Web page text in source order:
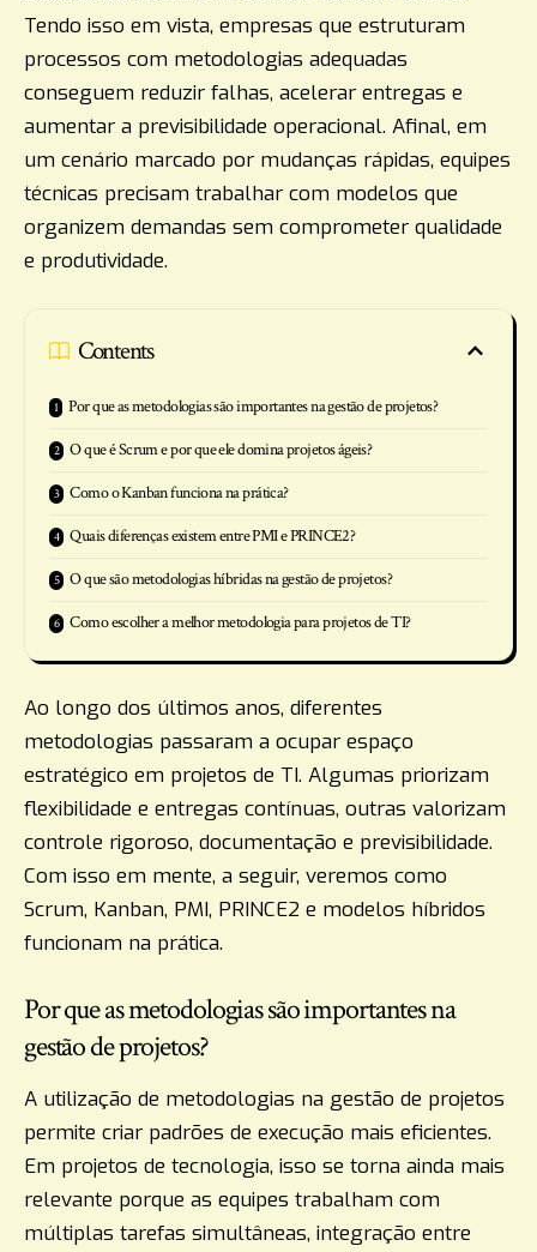
Tendo isso em vista, empresas que estruturam
processos com metodologias adequadas
conseguem reduzir falhas, acelerar entregas e
aumentar a previsibilidade operacional. Afinal, em
um cenário marcado por mudanças rápidas, equipes
técnicas precisam trabalhar com modelos que
organizem demandas sem comprometer qualidade
e produtividade.
Contents
Por que as metodologias são importantes na gestão de projetos?
O que é Scrum e por que ele domina projetos ágeis?
Como o Kanban funciona na prática?
Quais diferenças existem entre PMI e PRINCE2?
O que são metodologias híbridas na gestão de projetos?
Como escolher a melhor metodologia para projetos de TI?
Ao longo dos últimos anos, diferentes
metodologias passaram a ocupar espaço
estratégico em projetos de TI. Algumas priorizam
flexibilidade e entregas contínuas, outras valorizam
controle rigoroso, documentação e previsibilidade.
Com isso em mente, a seguir, veremos como
Scrum, Kanban, PMI, PRINCE2 e modelos híbridos
funcionam na prática.
Por que as metodologias são importantes na
gestão de projetos?
A utilização de metodologias na gestão de projetos
permite criar padrões de execução mais eficientes.
Em projetos de tecnologia, isso se torna ainda mais
relevante porque as equipes trabalham com
múltiplas tarefas simultâneas, integração entre